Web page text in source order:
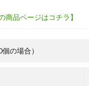
商品ページはコチラ】
の場合）